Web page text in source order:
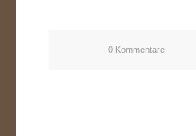
0 Kommentare